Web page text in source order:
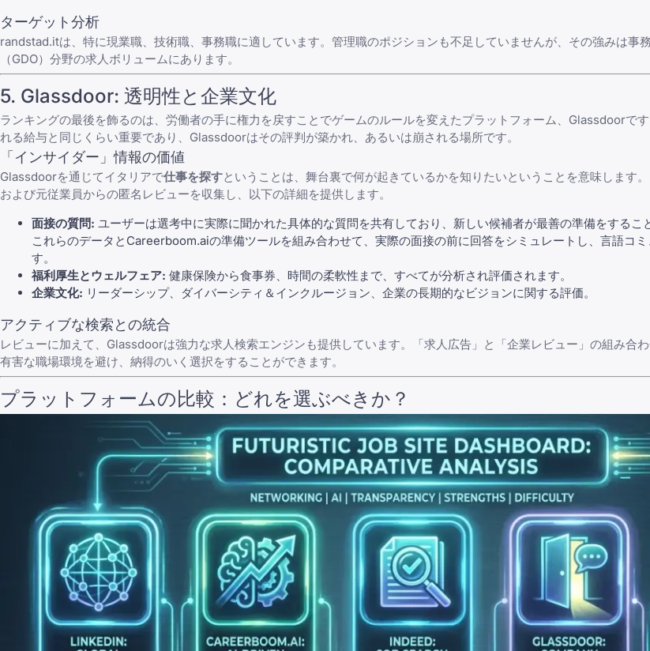
ターゲット分析
randstad.itは、特に現業職、技術職、事務職に適しています。管理職のポジションも不足していませんが、その強みは事
（GDO）分野の求人ボリュームにあります。
5. Glassdoor: 透明性と企業文化
ランキングの最後を飾るのは、労働者の手に権力を戻すことでゲームのルールを変えたプラットフォーム、Glassdoorで
れる給与と同じくらい重要であり、Glassdoorはその評判が築かれ、あるいは崩される場所です。
「インサイダー」情報の価値
Glassdoorを通じてイタリアで仕事を探すということは、舞台裏で何が起きているかを知りたいということを意味します
および元従業員からの匿名レビューを収集し、以下の詳細を提供します。
面接の質問: ユーザーは選考中に実際に聞かれた具体的な質問を共有しており、新しい候補者が最善の準備をするこ
これらのデータと Careerboom.aiの準備ツールを組み合わせて、実際の面接の前に回答をシミュレートし、言語コ
す。
福利厚生とウェルフェア: 健康保険から食事券、時間の柔軟性まで、すべてが分析され評価されます。
企業文化: リーダーシップ、ダイバーシティ＆インクルージョン、企業の長期的なビジョンに関する評価。
アクティブな検索との統合
レビューに加えて、Glassdoorは強力な求人検索エンジンも提供しています。「求人広告」と「企業レビュー」の組み合
有害な職場環境を避け、納得のいく選択をすることができます。
プラットフォームの比較：どれを選ぶべきか？